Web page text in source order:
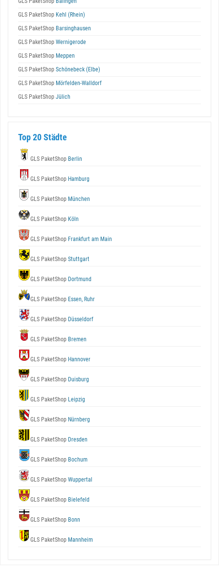
GLS PaketShop Kehl (Rhein)
GLS PaketShop Barsinghausen
GLS PaketShop Wernigerode
GLS PaketShop Meppen
GLS PaketShop Schönebeck (Elbe)
GLS PaketShop Mörfelden-Walldorf
GLS PaketShop Jülich
Top 20 Städte
GLS PaketShop Berlin
GLS PaketShop Hamburg
GLS PaketShop München
GLS PaketShop Köln
GLS PaketShop Frankfurt am Main
GLS PaketShop Stuttgart
GLS PaketShop Dortmund
GLS PaketShop Essen, Ruhr
GLS PaketShop Düsseldorf
GLS PaketShop Bremen
GLS PaketShop Hannover
GLS PaketShop Duisburg
GLS PaketShop Leipzig
GLS PaketShop Nürnberg
GLS PaketShop Dresden
GLS PaketShop Bochum
GLS PaketShop Wuppertal
GLS PaketShop Bielefeld
GLS PaketShop Bonn
GLS PaketShop Mannheim